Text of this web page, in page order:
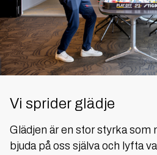
Vi sprider glädje
Glädjen är en stor styrka som
bjuda på oss själva och lyfta